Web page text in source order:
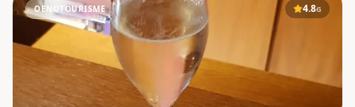
OENOTOURISME 4.8G